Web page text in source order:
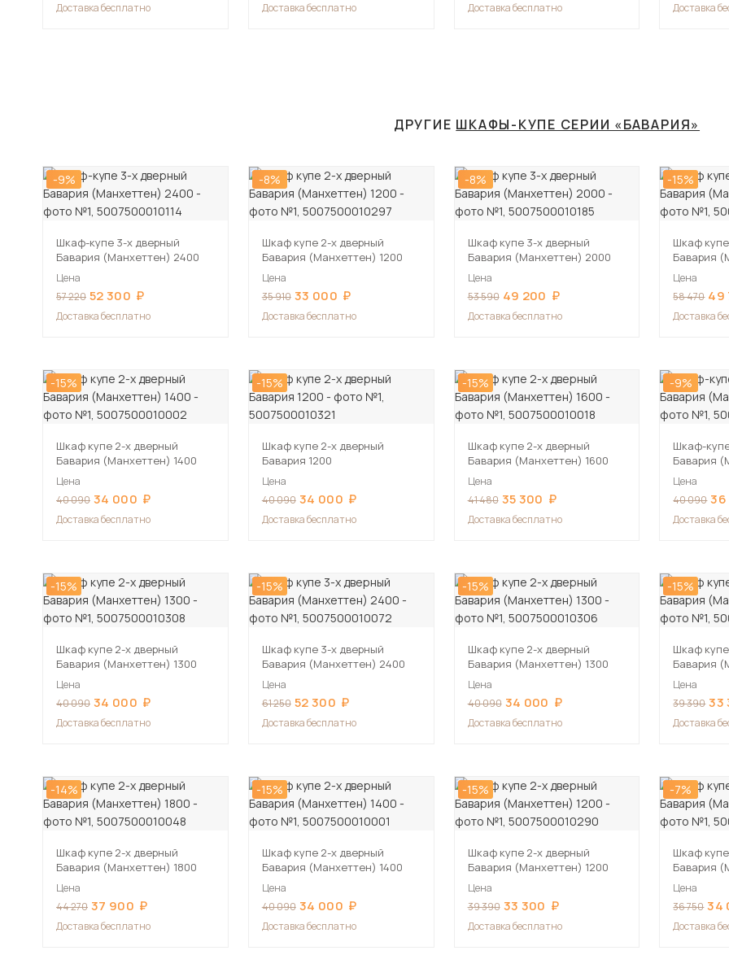
Доставка бесплатно Доставка бесплатно Доставка бесплатно Доставка
ДРУГИЕ ШКАФЫ-КУПЕ СЕРИИ «БАВАРИЯ»
-9%
Шкаф-купе 3-х дверный
Бавария (Манхеттен) 2400
Цена
57 220 52 300
Доставка бесплатно
-8%
Шкаф купе 2-х дверный
Бавария (Манхеттен) 1200
Цена
35 910 33 000
Доставка бесплатно
-8%
Шкаф купе 3-х дверный
Бавария (Манхеттен) 2000
Цена
53 590 49 200
Доставка бесплатно
-15%
Шкаф
Бавария
Цена
58 470 49
Доставка
-15%
Шкаф купе 2-х дверный
Бавария (Манхеттен) 1400
Цена
40 090 34 000
Доставка бесплатно
-15%
Шкаф купе 2-х дверный
Бавария 1200
Цена
40 090 34 000
Доставка бесплатно
-15%
Шкаф купе 2-х дверный
Бавария (Манхеттен) 1600
Цена
41 480 35 300
Доставка бесплатно
-9%
Шкаф-
Бавария
Цена
40 090
Доставка
-15%
Шкаф купе 2-х дверный
Бавария (Манхеттен) 1300
Цена
40 090 34 000
Доставка бесплатно
-15%
Шкаф купе 3-х дверный
Бавария (Манхеттен) 2400
Цена
61 250 52 300
Доставка бесплатно
-15%
Шкаф купе 2-х дверный
Бавария (Манхеттен) 1300
Цена
40 090 34 000
Доставка бесплатно
-15%
Шкаф
Бавария
Цена
39 390 33
Доставка
-14%
Шкаф купе 2-х дверный
Бавария (Манхеттен) 1800
Цена
44 270 37 900
Доставка бесплатно
-15%
Шкаф купе 2-х дверный
Бавария (Манхеттен) 1400
Цена
40 090 34 000
Доставка бесплатно
-15%
Шкаф купе 2-х дверный
Бавария (Манхеттен) 1200
Цена
39 390 33 300
Доставка бесплатно
-7%
Шкаф
Бавария
Цена
36 750 34
Доставка